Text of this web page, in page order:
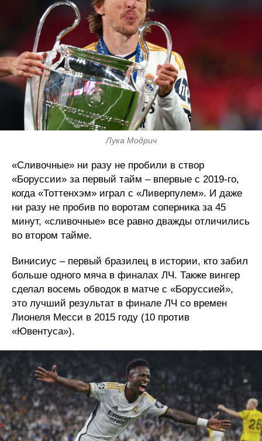
Лука Модрич
«Сливочные» ни разу не пробили в створ
«Боруссии» за первый тайм – впервые с 2019-го,
когда «Тоттенхэм» играл с «Ливерпулем». И даже
ни разу не пробив по воротам соперника за 45
минут, «сливочные» все равно дважды отличились
во втором тайме.
Винисиус – первый бразилец в истории, кто забил
больше одного мяча в финалах ЛЧ. Также вингер
сделал восемь обводок в матче с «Боруссией»,
это лучший результат в финале ЛЧ со времен
Лионеля Месси в 2015 году (10 против
«Ювентуса»).